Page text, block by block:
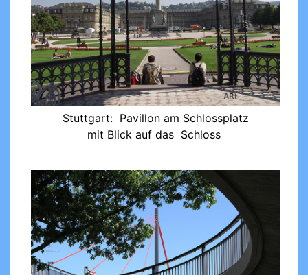
Stuttgart: Pavillon am Schlossplatz
mit Blick auf das Schloss